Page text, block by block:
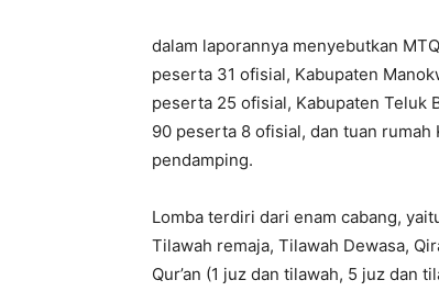
dalam laporannya menyebutkan
peserta 31 ofisial, Kabupaten
peserta 25 ofisial, Kabupaten Teluk
90 peserta 8 ofisial, dan tuan
pendamping.
Lomba terdiri dari enam cabang,
Tilawah remaja, Tilawah Dewasa,
Qur’an (1 juz dan tilawah, 5 juz dan